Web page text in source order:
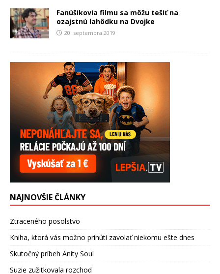
Fanúšikovia filmu sa môžu tešiť na
ozajstnú lahôdku na Dvojke
20. septembra 2019
NAJNOVŠIE ČLÁNKY
Ztraceného posolstvo
Kniha, ktorá vás možno prinúti zavolať niekomu ešte dnes
Skutočný príbeh Anity Soul
Suzie zužitkovala rozchod